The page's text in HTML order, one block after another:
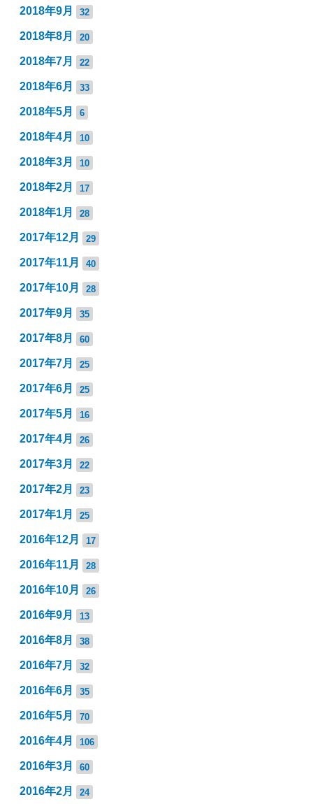
2018年9月 32
2018年8月 20
2018年7月 22
2018年6月 33
2018年5月 6
2018年4月 10
2018年3月 10
2018年2月 17
2018年1月 28
2017年12月 29
2017年11月 40
2017年10月 28
2017年9月 35
2017年8月 60
2017年7月 25
2017年6月 25
2017年5月 16
2017年4月 26
2017年3月 22
2017年2月 23
2017年1月 25
2016年12月 17
2016年11月 28
2016年10月 26
2016年9月 13
2016年8月 38
2016年7月 32
2016年6月 35
2016年5月 70
2016年4月 106
2016年3月 60
2016年2月 24